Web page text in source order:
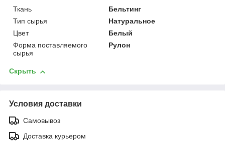
Ткань
Бельтинг
Тип сырья
Натуральное
Цвет
Белый
Форма поставляемого
сырья
Рулон
Скрыть
Условия доставки
Самовывоз
Доставка курьером